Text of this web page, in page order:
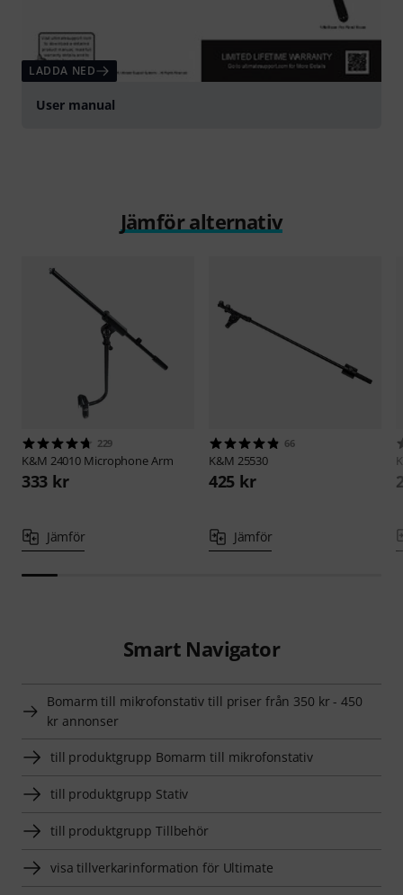
LADDA NED
User manual
Jämför alternativ
229
K&M 24010 Microphone Arm
333 kr
Jämför
66
K&M 25530
425 kr
Jämför
Smart Navigator
Bomarm till mikrofonstativ till priser från 350 kr - 450
kr annonser
till produktgrupp Bomarm till mikrofonstativ
till produktgrupp Stativ
till produktgrupp Tillbehör
visa tillverkarinformation för Ultimate